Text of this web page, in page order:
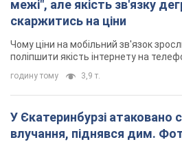
межі", але якість зв'язку
скаржитись на ціни
Чому ціни на мобільний зв'язок
поліпшити якість інтернету на
годину тому 3,9 т.
У Єкатеринбурзі атаковано
влучання, піднявся дим.